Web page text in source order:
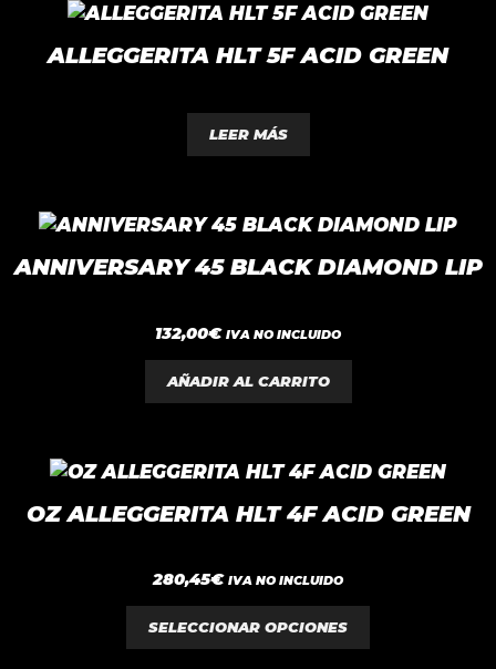
ALLEGGERITA HLT 5F ACID GREEN
0
d
e
5
LEER MÁS
ANNIVERSARY 45 BLACK DIAMOND LIP
0
d
e
5
132,00€ IVA NO INCLUIDO
AÑADIR AL CARRITO
OZ ALLEGGERITA HLT 4F ACID GREEN
0
d
e
5
280,45€ IVA NO INCLUIDO
SELECCIONAR OPCIONES
tiene